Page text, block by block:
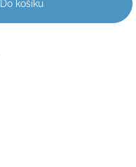
Do košíku